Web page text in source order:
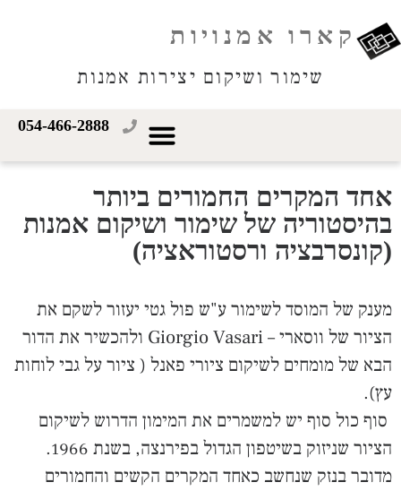
קארו אמנויות
שימור ושיקום יצירות אמנות
054-466-2888
אחד המקרים החמורים ביותר
בהיסטוריה של שימור ושיקום אמנות
(קונסרבציה ורסטוראציה)
מענק של המוסד לשימור ע"ש פול גטי יעזור לשקם את
הציור של ווסארי –Giorgio Vasari ולהכשיר את הדור
הבא של מומחים לשיקום ציורי פאנל ( ציור על גבי לוחות
עץ).
סוף כול סוף יש למשמרים את המימון הדרוש לשיקום
הציור שניזוק בשיטפון הגדול בפירנצה, בשנת 1966.
מדובר בנזק שנחשב כאחד המקרים הקשים והחמורים